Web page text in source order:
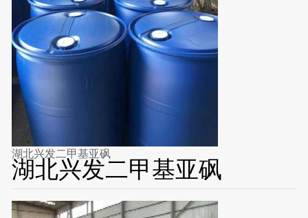
湖北兴发二甲基亚砜
湖北兴发二甲基亚砜